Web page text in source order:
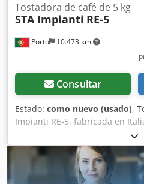
Porto 10.473 km
Tostadora de café de 5 kg
STA Impianti RE-5
Consultar
Estado: como nuevo (usado),
Impianti RE-5, fabricada en
kg por lote (producción de hasta
aproximadamente). Máquina
en perfecto estado de
Especificaciones: -Marca: STA